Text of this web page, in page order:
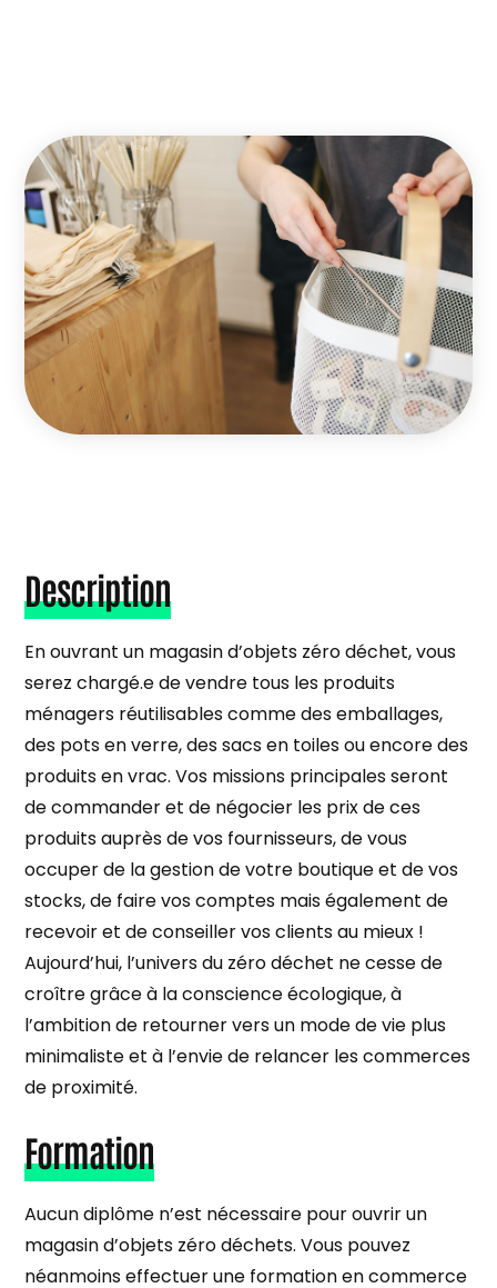
Description
En ouvrant un magasin d’objets zéro déchet, vous
serez chargé.e de vendre tous les produits
ménagers réutilisables comme des emballages,
des pots en verre, des sacs en toiles ou encore des
produits en vrac. Vos missions principales seront
de commander et de négocier les prix de ces
produits auprès de vos fournisseurs, de vous
occuper de la gestion de votre boutique et de vos
stocks, de faire vos comptes mais également de
recevoir et de conseiller vos clients au mieux !
Aujourd’hui, l’univers du zéro déchet ne cesse de
croître grâce à la conscience écologique, à
l’ambition de retourner vers un mode de vie plus
minimaliste et à l’envie de relancer les commerces
de proximité.
Formation
Aucun diplôme n’est nécessaire pour ouvrir un
magasin d’objets zéro déchets. Vous pouvez
néanmoins effectuer une formation en commerce